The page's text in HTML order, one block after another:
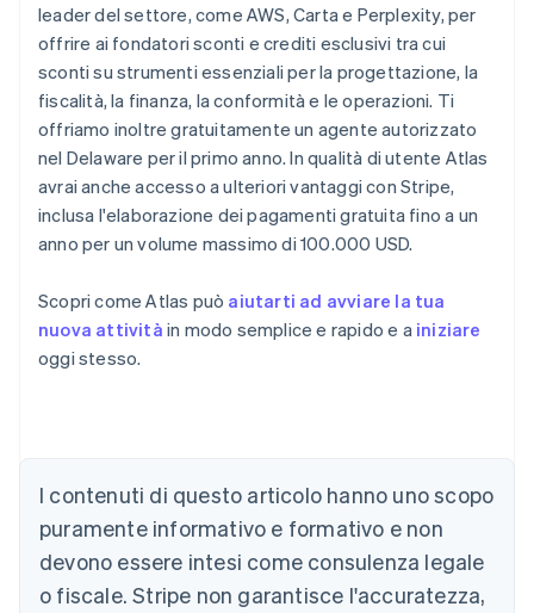
leader del settore, come AWS, Carta e Perplexity, per
offrire ai fondatori sconti e crediti esclusivi tra cui
sconti su strumenti essenziali per la progettazione, la
fiscalità, la finanza, la conformità e le operazioni. Ti
offriamo inoltre gratuitamente un agente autorizzato
nel Delaware per il primo anno. In qualità di utente Atlas
avrai anche accesso a ulteriori vantaggi con Stripe,
inclusa l'elaborazione dei pagamenti gratuita fino a un
anno per un volume massimo di 100.000 USD.
Scopri come Atlas può aiutarti ad avviare la tua
nuova attività in modo semplice e rapido e a iniziare
oggi stesso.
I contenuti di questo articolo hanno uno scopo
puramente informativo e formativo e non
devono essere intesi come consulenza legale
o fiscale. Stripe non garantisce l'accuratezza,
Australia
Austria
DeutschEnglish
Belgio